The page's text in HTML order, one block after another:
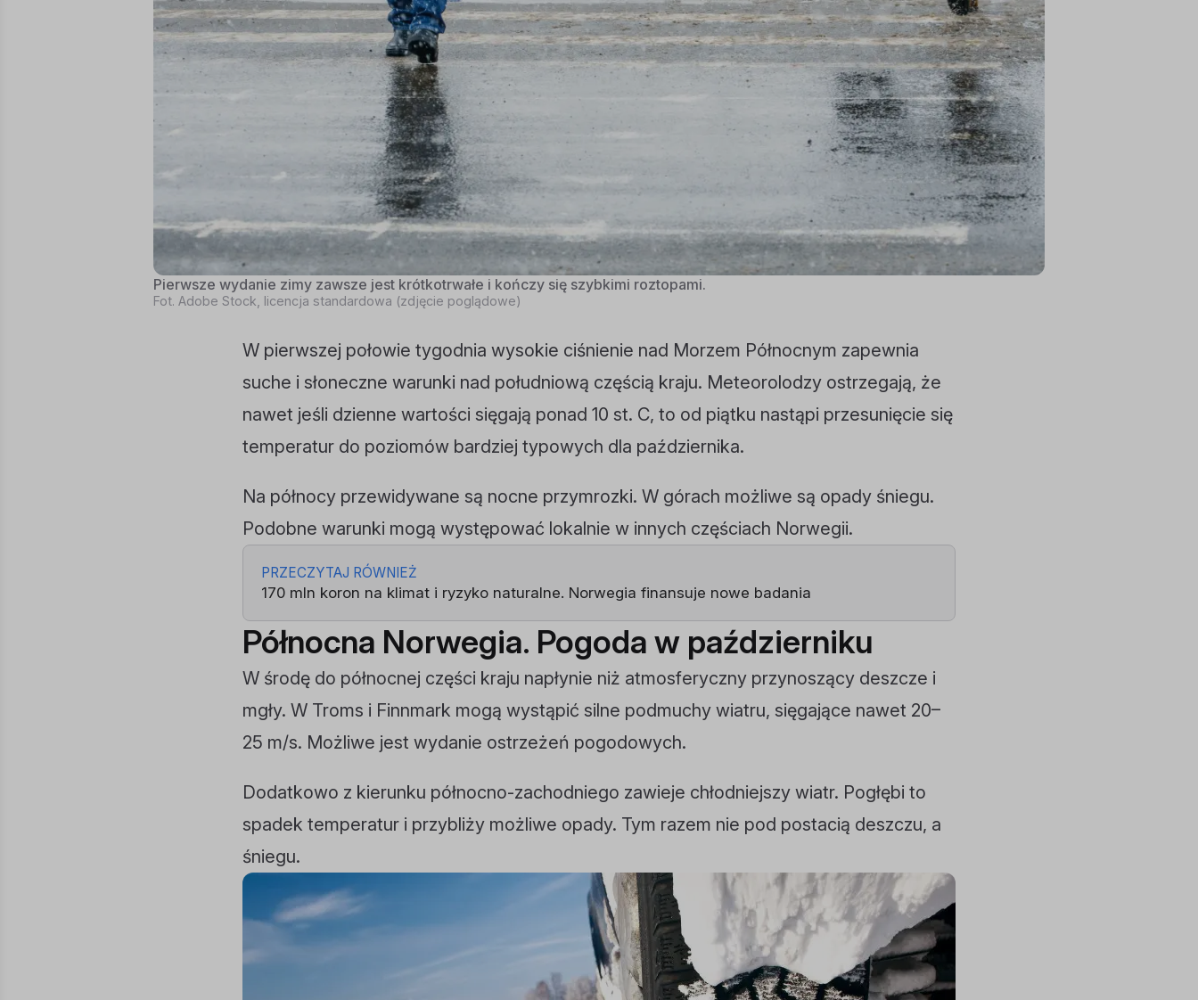
Pierwsze wydanie zimy zawsze jest krótkotrwałe i kończy się szybkimi roztopami.
Fot. Adobe Stock, licencja standardowa (zdjęcie poglądowe)
W pierwszej połowie tygodnia wysokie ciśnienie nad Morzem Północnym zapewnia
suche i słoneczne warunki nad południową częścią kraju. Meteorolodzy ostrzegają, że
nawet jeśli dzienne wartości sięgają ponad 10 st. C, to od piątku nastąpi przesunięcie się
temperatur do poziomów bardziej typowych dla października.
Na północy przewidywane są nocne przymrozki. W górach możliwe są opady śniegu.
Podobne warunki mogą występować lokalnie w innych częściach Norwegii.
PRZECZYTAJ RÓWNIEŻ
170 mln koron na klimat i ryzyko naturalne. Norwegia finansuje nowe badania
Północna Norwegia. Pogoda w październiku
W środę do północnej części kraju napłynie niż atmosferyczny przynoszący deszcze i
mgły. W Troms i Finnmark mogą wystąpić silne podmuchy wiatru, sięgające nawet 20–
25 m/s. Możliwe jest wydanie ostrzeżeń pogodowych.
Dodatkowo z kierunku północno-zachodniego zawieje chłodniejszy wiatr. Pogłębi to
spadek temperatur i przybliży możliwe opady. Tym razem nie pod postacią deszczu, a
śniegu.